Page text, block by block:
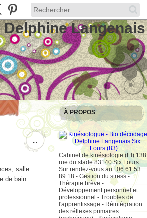
Langenais
…
salle
de bain
À PROPOS
Cabinet de kinésiologie (EI) 138
rue du stade 83140 Six Fours
Sur rendez-vous au : 06 61 53
89 18 - Gestion du stress -
Thérapie brève -
Développement personnel et
professionnel - Troubles de
l'apprentissage - Réintégration
des réflexes primaires